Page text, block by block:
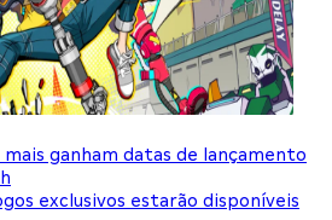
mais ganham datas de lançamento
exclusivos estarão disponíveis